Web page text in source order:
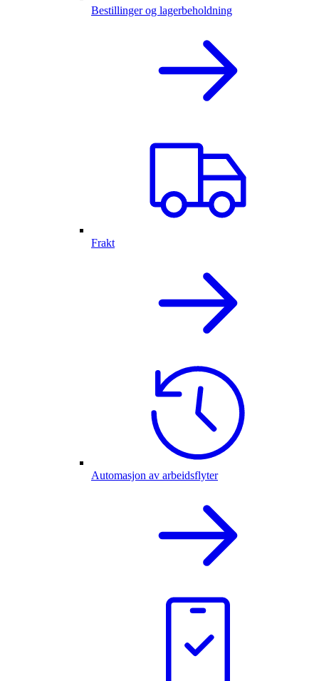
Bestillinger og lagerbeholdning
Frakt
Automasjon av arbeidsflyter